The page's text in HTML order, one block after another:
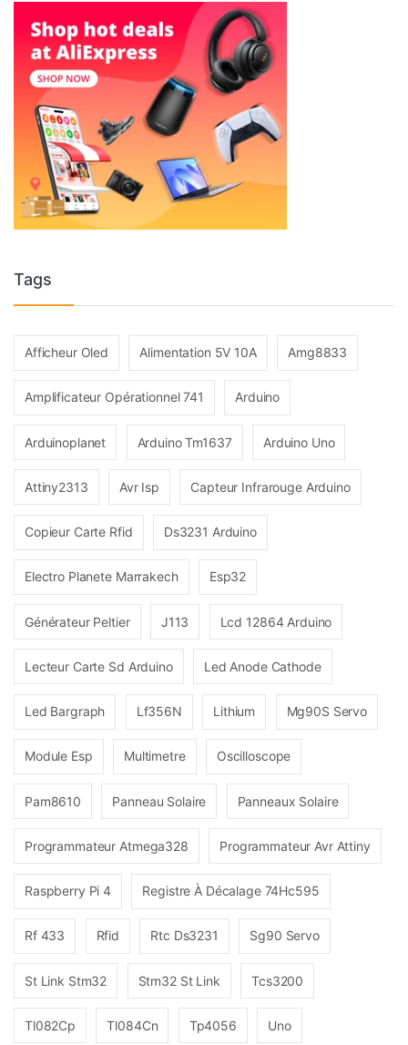
Tags
Afficheur Oled Alimentation 5V 10A Amg8833
Amplificateur Opérationnel 741 Arduino
Arduinoplanet Arduino Tm1637 Arduino Uno
Attiny2313 Avr Isp Capteur Infrarouge Arduino
Copieur Carte Rfid Ds3231 Arduino
Electro Planete Marrakech Esp32
Générateur Peltier J113 Lcd 12864 Arduino
Lecteur Carte Sd Arduino Led Anode Cathode
Led Bargraph Lf356N Lithium Mg90S Servo
Module Esp Multimetre Oscilloscope
Pam8610 Panneau Solaire Panneaux Solaire
Programmateur Atmega328 Programmateur Avr Attiny
Raspberry Pi 4 Registre À Décalage 74Hc595
Rf 433 Rfid Rtc Ds3231 Sg90 Servo
St Link Stm32 Stm32 St Link Tcs3200
Tl082Cp Tl084Cn Tp4056 Uno